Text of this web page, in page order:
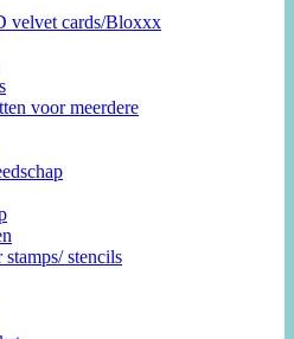
velvet cards/Bloxxx
voor meerdere
stencils